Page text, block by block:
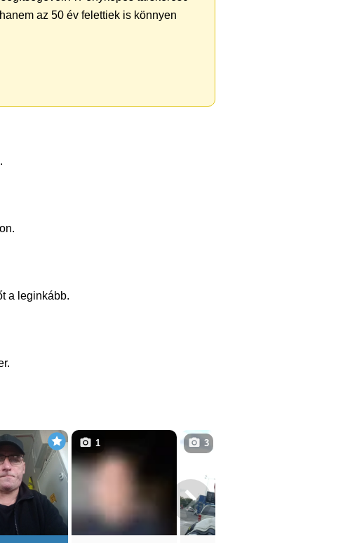
az 50 év felettiek is könnyen
a leginkább.
1 3